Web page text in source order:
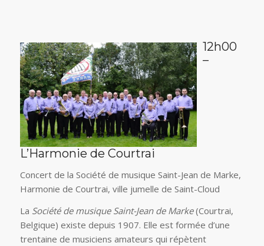
12h00
–
L’Harmonie de Courtrai
Concert de la Société de musique Saint-Jean de Marke,
Harmonie de Courtrai, ville jumelle de Saint-Cloud
La Société de musique Saint-Jean de Marke(Courtrai,
Belgique) existe depuis 1907. Elle est formée d’une
trentaine de musiciens amateurs qui répètent